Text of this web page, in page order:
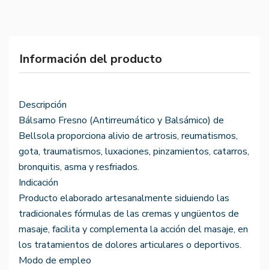
Información del producto
Descripción
Bálsamo Fresno (Antirreumático y Balsámico) de
Bellsola proporciona alivio de artrosis, reumatismos,
gota, traumatismos, luxaciones, pinzamientos, catarros,
bronquitis, asma y resfriados.
Indicación
Producto elaborado artesanalmente siduiendo las
tradicionales fórmulas de las cremas y ungüentos de
masaje, facilita y complementa la acción del masaje, en
los tratamientos de dolores articulares o deportivos.
Modo de empleo